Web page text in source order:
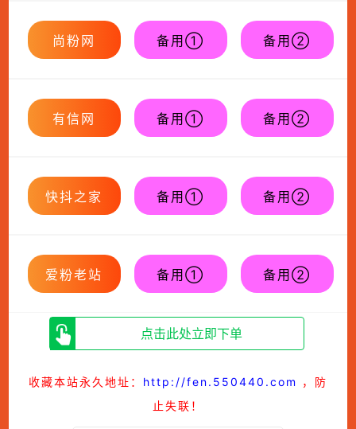
尚粉网 备用① 备用②
有信网 备用① 备用②
快抖之家 备用① 备用②
爱粉老站 备用① 备用②
点击此处立即下单
收藏本站永久地址： http://fen.550440.com
，防
止失联！